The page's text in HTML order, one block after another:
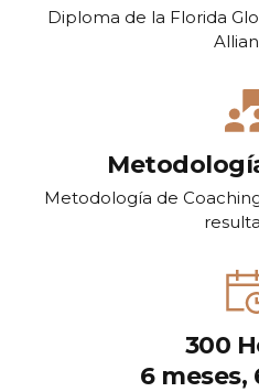
Diploma de la Florida
Metodología de
300
6 meses,